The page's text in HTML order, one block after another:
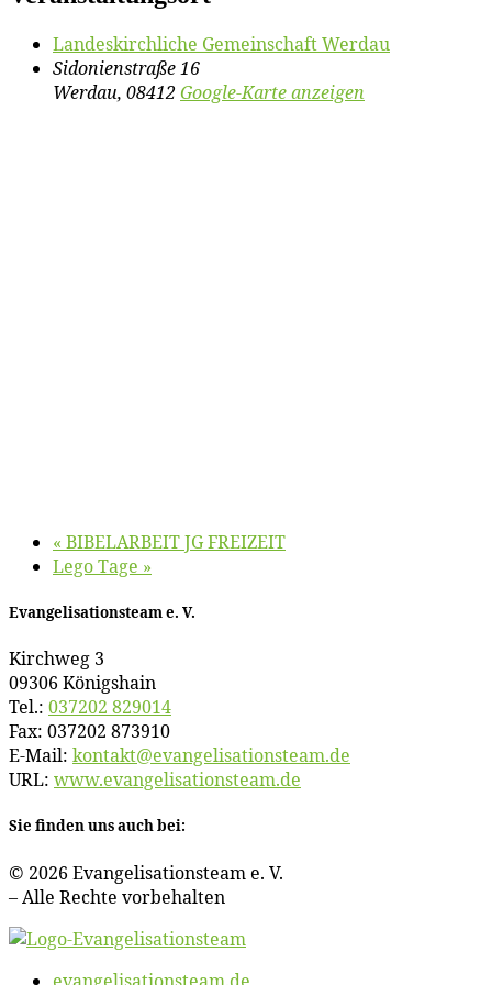
Lan­des­kirch­li­che Ge­mein­schaft Werdau
Sidonienstraße 16
Werdau, 08412Google-Karte anzeigen
« BIBELARBEIT JG FREIZEIT
Le­go Tage »
Evan­ge­li­sa­ti­ons­team e. V.
Kirch­weg 3
09306 Königshain
Tel.: 037202 829014
Fax: 037202 873910
E‑Mail: kontakt@​evangelisationsteam.​de
URL: www​.evan​ge​li​sa​ti​ons​team​.de
Sie fin­den uns auch bei:
© 2026 Evan­ge­li­sa­ti­ons­team e. V.
– Al­le Rech­te vorbehalten